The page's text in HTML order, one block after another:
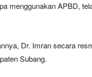
menggunakan APBD,
Dr. Imran secara
Subang.